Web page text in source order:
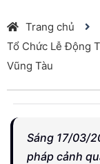
Trang chủ
Tổ Chức Lễ Động
Vũng Tàu
Sáng 17/03/
pháp cảnh